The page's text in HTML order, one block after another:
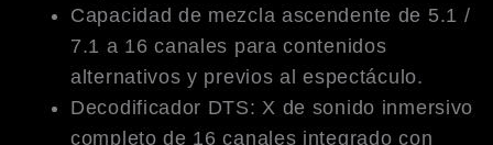
Capacidad de mezcla ascendente de 5.1 /
7.1 a 16 canales para contenidos
alternativos y previos al espectáculo.
Decodificador DTS: X de sonido inmersivo
completo de 16 canales integrado con